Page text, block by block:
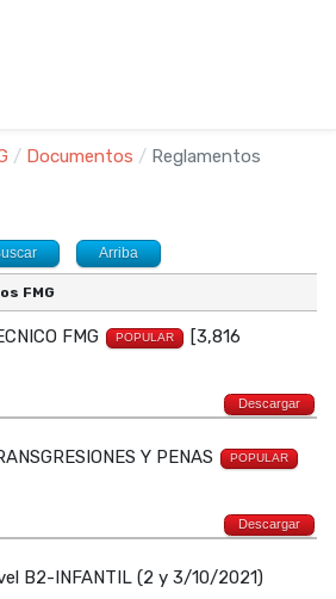
Documentos Reglamentos
Arriba
FMG
FMG POPULAR
[3,816
Descargar
Y PENAS POPULAR
Descargar
B2-INFANTIL (2 y 3/10/2021)